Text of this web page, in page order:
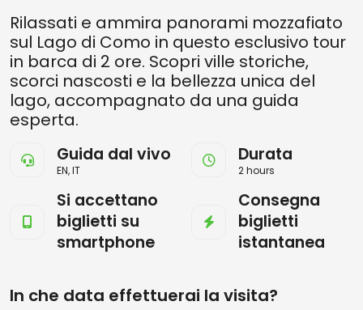
Rilassati e ammira panorami mozzafiato
sul Lago di Como in questo esclusivo tour
in barca di 2 ore. Scopri ville storiche,
scorci nascosti e la bellezza unica del
lago, accompagnato da una guida
esperta.
Guida dal vivo
EN, IT
Durata
2 hours
Si accettano
biglietti su
smartphone
Consegna
biglietti
istantanea
In che data effettuerai la visita?